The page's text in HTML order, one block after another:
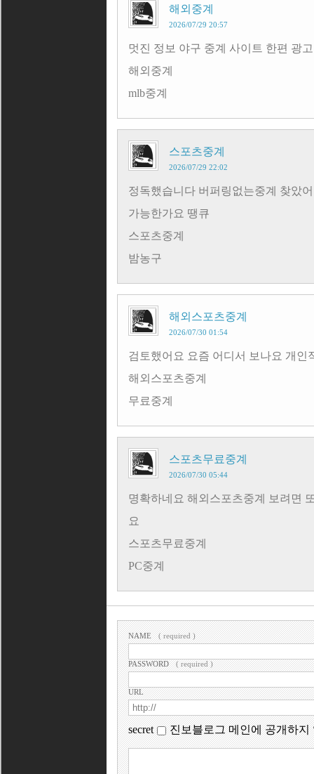
해외중계
2026/07/29 20:57
멋진 정보 야구 중계 사이트 한편 광
해외중계
mlb중계
스포츠중계
2026/07/29 22:02
정독했습니다 버퍼링없는중계 찾았
가능한가요 땡큐
스포츠중계
밤농구
해외스포츠중계
2026/07/30 01:54
검토했어요 요즘 어디서 보나요 개
해외스포츠중계
무료중계
스포츠무료중계
2026/07/30 05:44
명확하네요 해외스포츠중계 보려면
요
스포츠무료중계
PC중계
NAME ( required )
PASSWORD ( required )
URL
secret 진보블로그 메인에 공개하지